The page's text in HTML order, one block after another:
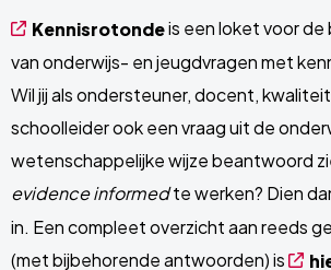
Kennisrotondeis een loket voor
van onderwijs- en jeugdvragen met
Wil jij als ondersteuner, docent,
schoolleider ook een vraag uit de
wetenschappelijke wijze beantwoord
evidence informedte werken? Dien
in. Een compleet overzicht aan reeds
(met bijbehorende antwoorden) is